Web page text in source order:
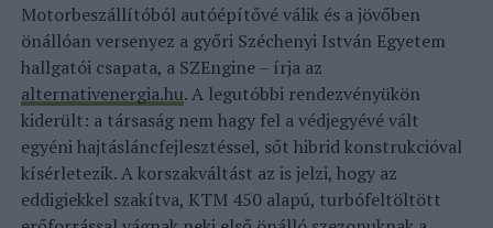
Motorbeszállítóból autóépítővé válik és a jövőben
önállóan versenyez a győri Széchenyi István Egyetem
hallgatói csapata, a SZEngine – írja az
alternativenergia.hu. A legutóbbi rendezvényükön
kiderült: a társaság nem hagy fel a védjegyévé vált
egyéni hajtásláncfejlesztéssel, sőt hibrid konstrukcióval
kísérletezik. A korszakváltást az is jelzi, hogy az
eddigiekkel szakítva, KTM 450 alapú, turbófeltöltött